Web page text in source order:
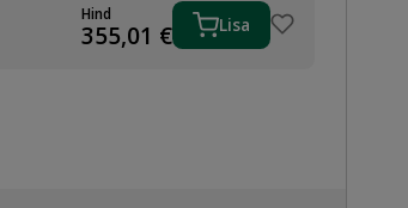
Hind
355,01 € Lisa